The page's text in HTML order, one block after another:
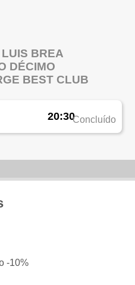
BREA
DÉCIMO
BEST CLUB
20:30Concluído
-10%